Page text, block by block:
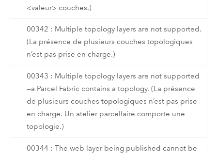
<valeur> couches.)
00342 : Multiple topology layers are not supported.
(La présence de plusieurs couches topologiques
n’est pas prise en charge.)
00343 : Multiple topology layers are not supported
—a Parcel Fabric contains a topology. (La présence
de plusieurs couches topologiques n’est pas prise
en charge. Un atelier parcellaire comporte une
topologie.)
00344 : The web layer being published cannot be